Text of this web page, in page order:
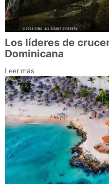
Los líderes de
Dominicana
Leer más